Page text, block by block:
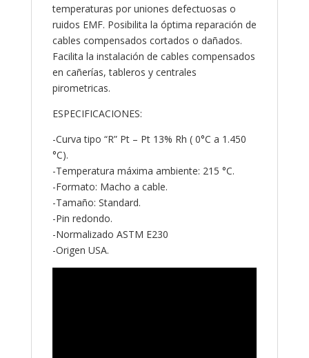
temperaturas por uniones defectuosas o
ruidos EMF. Posibilita la óptima reparación de
cables compensados cortados o dañados.
Facilita la instalación de cables compensados
en cañerías, tableros y centrales
pirometricas.
ESPECIFICACIONES:
-Curva tipo “R” Pt – Pt 13% Rh ( 0°C a 1.450
°C).
-Temperatura máxima ambiente: 215 °C.
-Formato: Macho a cable.
-Tamaño: Standard.
-Pin redondo.
-Normalizado ASTM E230
-Origen USA.